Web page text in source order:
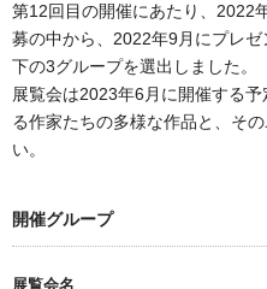
第12回目の開催にあたり、2022
募の中から、2022年9月にプレ
下の3グループを選出しました。
展覧会は2023年6月に開催する
る作家たちの多様な作品と、そ
い。
開催グループ
展覧会名